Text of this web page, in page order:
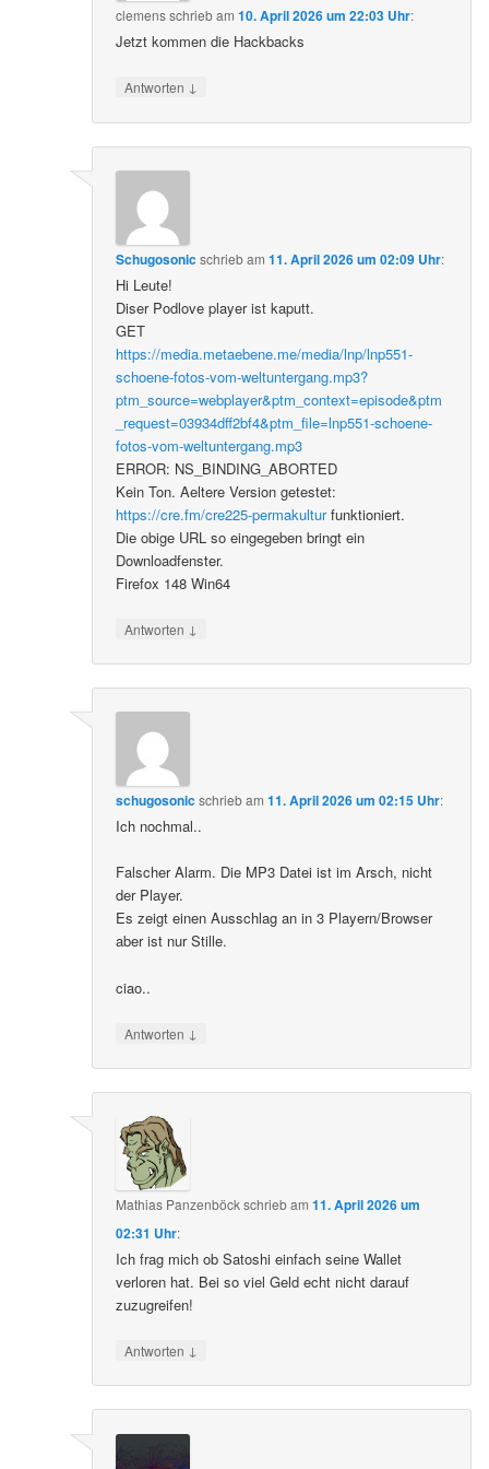
clemensschriebam10. April 2026 um 22:03 Uhr:
Jetzt kommen die Hackbacks
Antworten ↓
Schugosonicschriebam11. April 2026 um 02:09 Uhr:
Hi Leute!
Diser Podlove player ist kaputt.
GET
https://media.metaebene.me/media/lnp/lnp551-
schoene-fotos-vom-weltuntergang.mp3?
ptm_source=webplayer&ptm_context=episode&ptm
_request=03934dff2bf4&ptm_file=lnp551-schoene-
fotos-vom-weltuntergang.mp3
ERROR: NS_BINDING_ABORTED
Kein Ton. Aeltere Version getestet:
https://cre.fm/cre225-permakulturfunktioniert.
Die obige URL so eingegeben bringt ein
Downloadfenster.
Firefox 148 Win64
Antworten ↓
schugosonicschriebam11. April 2026 um 02:15 Uhr:
Ich nochmal..
Falscher Alarm. Die MP3 Datei ist im Arsch, nicht
der Player.
Es zeigt einen Ausschlag an in 3 Playern/Browser
aber ist nur Stille.
ciao..
Antworten ↓
Mathias Panzenböckschriebam11. April 2026 um
02:31 Uhr:
Ich frag mich ob Satoshi einfach seine Wallet
verloren hat. Bei so viel Geld echt nicht darauf
zuzugreifen!
Antworten ↓